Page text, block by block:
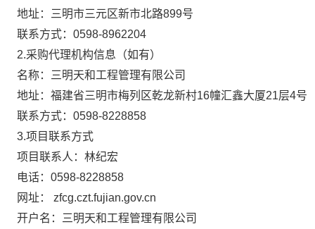
地址：
三明市三元区新市北路899号
联系方式： 0598-8962204
2.采购代理机构信息（如有）
名称：
三明天和工程管理有限公司
地址： 福建省三明市梅列区乾龙新村16幢汇鑫大厦21层4号
联系方式： 0598-8228858
3.项目联系方式
项目联系人： 林纪宏
电话： 0598-8228858
网址： zfcg.czt.fujian.gov.cn
开户名：
三明天和工程管理有限公司